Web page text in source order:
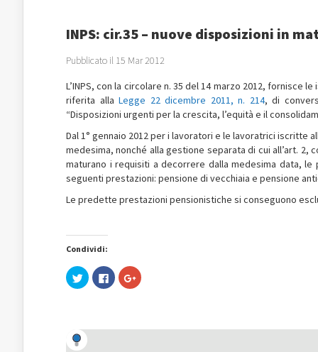
INPS: cir.35 – nuove disposizioni in
Pubblicato il 15 Mar 2012
L’INPS, con la circolare n. 35 del 14 marzo 2012, fornisce
riferita alla Legge 22 dicembre 2011, n. 214, di
“Disposizioni urgenti per la crescita, l’equità e il
Dal 1° gennaio 2012 per i lavoratori e le lavoratrici iscritte
medesima, nonché alla gestione separata di cui all’art. 2,
maturano i requisiti a decorrere dalla medesima data,
seguenti prestazioni: pensione di vecchiaia e pensione
Le predette prestazioni pensionistiche si conseguono
Condividi:
Fai
clic
(Si
apre
Fai
clic
Fai
clic